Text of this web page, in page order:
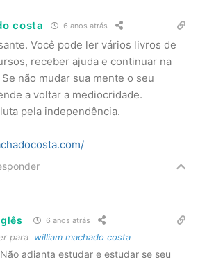
costa 6 anos atrás
Você pode ler vários livros de
receber ajuda e continuar na
não mudar sua mente o seu
a voltar a mediocridade.
pela independência.
6 anos atrás
para william machado costa
adianta estudar e estudar se seu